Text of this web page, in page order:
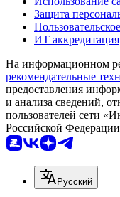
Защита
ИТ аккредитация
На информационном
рекомендательные
предоставления
и анализа сведений,
пользователей сети
Российской
Русский